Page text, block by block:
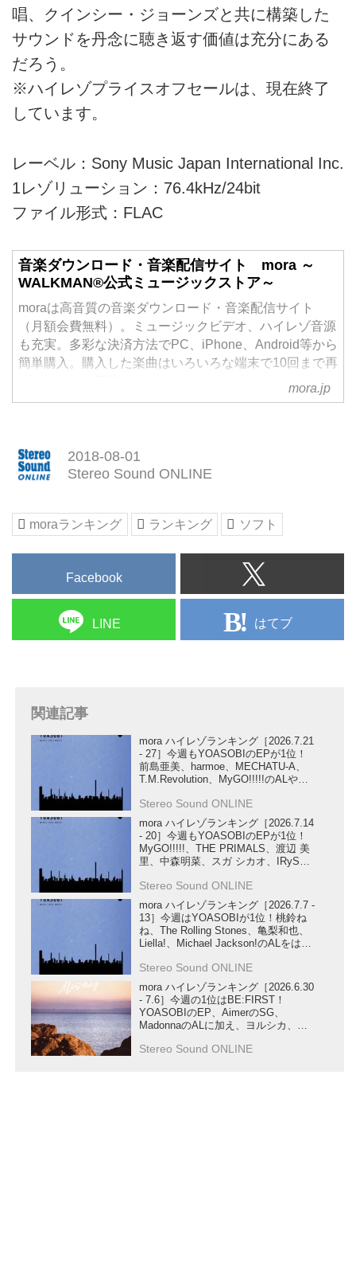
唱、クインシー・ジョーンズと共に構築した
サウンドを丹念に聴き返す価値は充分にある
だろう。
※ハイレゾプライスオフセールは、現在終了
しています。
レーベル：Sony Music Japan International Inc.
1レゾリューション：76.4kHz/24bit
ファイル形式：FLAC
音楽ダウンロード・音楽配信サイト mora ～
WALKMAN®公式ミュージックストア～
moraは高音質の音楽ダウンロード・音楽配信サイト
（月額会費無料）。ミュージックビデオ、ハイレゾ音源
も充実。多彩な決済方法でPC、iPhone、Android等から
簡単購入。購入した楽曲はいろいろな端末で10回まで再
mora.jp
2018-08-01
Stereo Sound ONLINE
moraランキング ランキング ソフト
Facebook
LINE はてブ
関連記事
mora ハイレゾランキング［2026.7.21
- 27］今週もYOASOBIのEPが1位！
前島亜美、harmoe、MECHATU-A、
T.M.Revolution、MyGO!!!!!のALや、
SG、ハコニワリリィの楽曲もランク
Stereo Sound ONLINE
mora ハイレゾランキング［2026.7.14
- 20］今週もYOASOBIのEPが1位！
MyGO!!!!!、THE PRIMALS、渡辺 美
里、中森明菜、スガ シカオ、IRySの
Official髭男dismのライブ音源、
A.B.C-ZのEPまで幅広い作品がランク
イン！
Stereo Sound ONLINE
mora ハイレゾランキング［2026.7.7 -
13］今週はYOASOBIが1位！桃鈴ね
ね、The Rolling Stones、亀梨和也、
Liella!、Michael Jackson!のALをはじ
from HoneyWorksのSG、輪堂千速、
『超かぐや姫！』の楽曲など注目作が
ランクイン！
Stereo Sound ONLINE
mora ハイレゾランキング［2026.6.30
- 7.6］今週の1位はBE:FIRST！
YOASOBIのEP、AimerのSG、
MadonnaのALに加え、ヨルシカ、星
空スバルの新曲や『超かぐや姫！』、
Stereo Sound ONLINE